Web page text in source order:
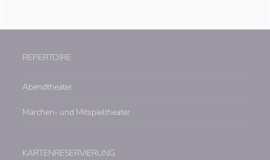
REPERTOIRE
Abendtheater
Märchen- und Mitspieltheater
KARTENRESERVIERUNG